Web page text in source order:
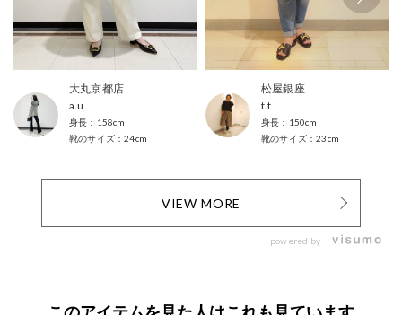
大丸京都店
a.u
158cm
24cm
松屋銀座
t.t
150cm
23cm
VIEW MORE
powered by